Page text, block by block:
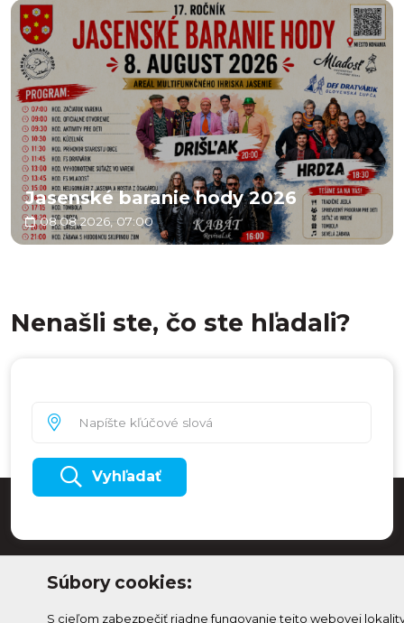
Jasenské baranie hody 2026
08.08.2026, 07:00
Nenašli ste, čo ste hľadali?
Vyhľadať
Súbory cookies:
S cieľom zabezpečiť riadne fungovanie tejto webovej